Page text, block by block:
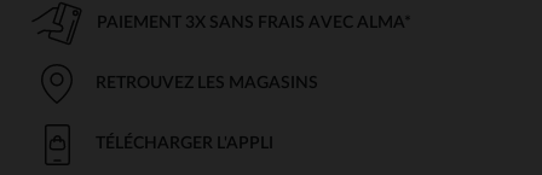
PAIEMENT 3X SANS FRAIS AVEC ALMA*
RETROUVEZ LES MAGASINS
TÉLÉCHARGER L'APPLI